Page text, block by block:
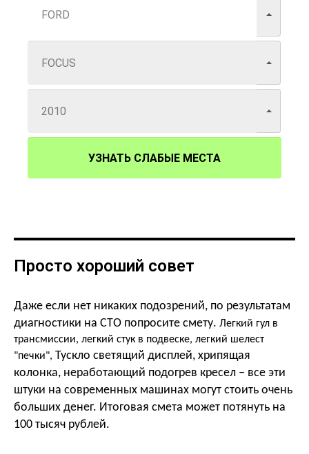
УЗНАТЬ СЛАБЫЕ МЕСТА
Просто хороший совет
Даже если нет никаких подозрений, по результатам
диагностики на СТО попросите смету. Легкий гул в
трансмиссии, легкий стук в подвеске, легкий шелест
"печки", Тускло светящий дисплей, хрипящая
колонка, неработающий подогрев кресел – все эти
штуки на современных машинах могут стоить очень
больших денег. Итоговая смета может потянуть на
100 тысяч рублей.